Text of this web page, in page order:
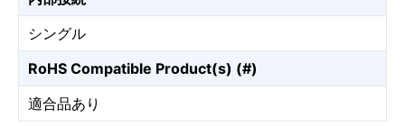
シングル
RoHS Compatible Product(s) (#)
適合品あり